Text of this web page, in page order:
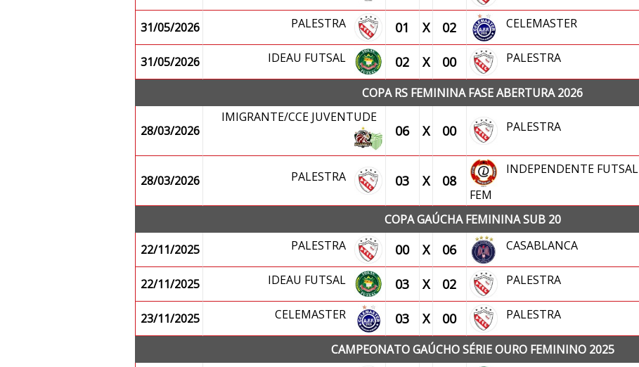
31/05/2026 PALESTRA 01 X 02 CELEMASTER
31/05/2026 IDEAU FUTSAL 02 X 00 PALESTRA
COPA RS FEMININA FASE ABERTURA 2026
28/03/2026
IMIGRANTE/CCE JUVENTUDE
06 X 00 PALESTRA
28/03/2026 PALESTRA 03 X 08
INDEPENDENTE FUTSAL
FEM
COPA GAÚCHA FEMININA SUB 20
22/11/2025
PALESTRA 00 X 06 CASABLANCA
22/11/2025 IDEAU FUTSAL 03 X 02 PALESTRA
23/11/2025 CELEMASTER 03 X 00 PALESTRA
CAMPEONATO GAÚCHO SÉRIE OURO FEMININO 2025